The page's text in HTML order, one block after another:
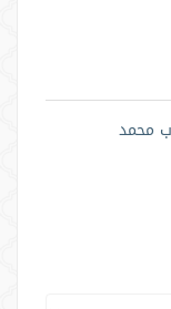
محمد